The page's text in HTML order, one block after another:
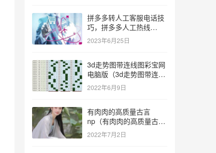
拼多多转人工客服电话技
巧，拼多多人工热线
9541344？
2023年6月25日
3d走势图带连线图彩宝网
电脑版（3d走势图带连线
图彩宝网手机版）
2022年6月9日
有肉肉的高质量古言
np（有肉肉的高质量古言
np推荐）
2022年7月2日